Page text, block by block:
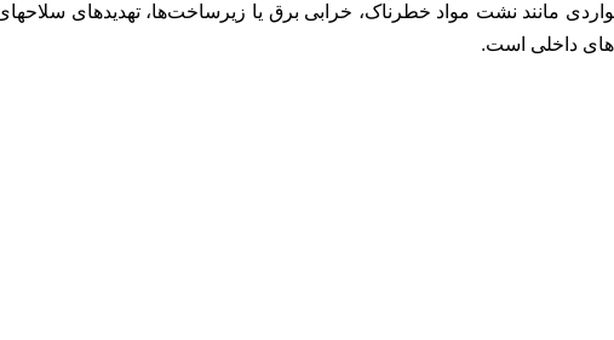
مانند نشت مواد خطرناک، خرابی برق یا زیرساخت‌ها، تهدیدهای
داخلی است.